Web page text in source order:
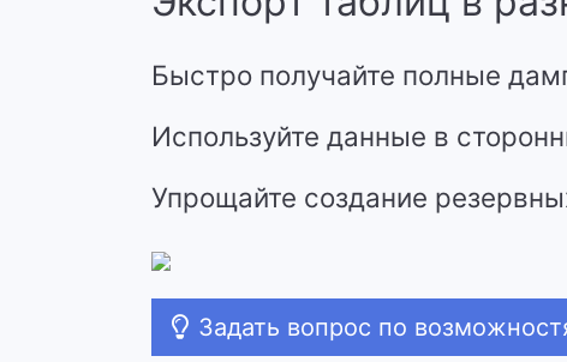
Быстро получайте полные
Используйте данные в
Упрощайте создание
Задать вопрос по